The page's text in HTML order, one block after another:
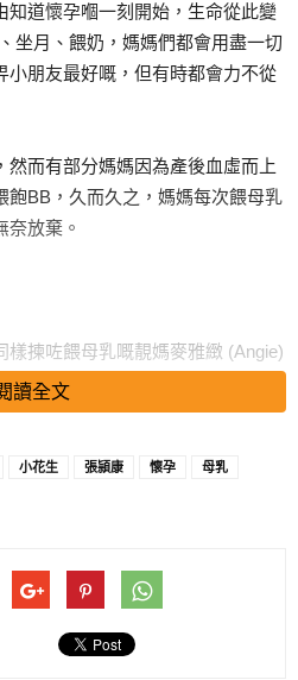
知道懷孕嗰一刻開始，生命從此變
坐月、餵奶，媽媽們都會用盡一切
小朋友最好嘅，但有時都會力不從
然而有部分媽媽因為產後血虛而上
飽BB ，久而久之，媽媽每次餵母乳
奈放棄。
樣揀咗餵母乳嘅靚媽麥雅緻 (Angie)
益氣養血、健脾補虛嘅食物進補，
，真係超犀利！唔少粉絲都問點樣
分享佢嘅心得。
讀全文
小花生 張頴康 懷孕
母乳